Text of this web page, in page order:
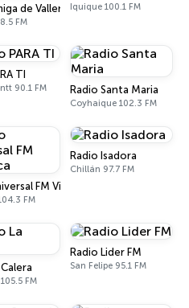
de Vallenar
FM
Iquique 100.1 FM
TI
90.1 FM Radio Santa Maria
Coyhaique 102.3 FM
FM Villarrica
FM
Radio Isadora
Chillán 97.7 FM
FM
Radio Lider FM
San Felipe 95.1 FM